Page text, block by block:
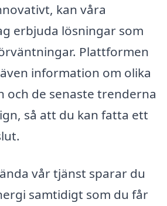
kan våra
erbjuda lösningar som
Plattformen
information om olika
och de senaste trenderna
så att du kan fatta ett
vår tjänst sparar du
samtidigt som du får